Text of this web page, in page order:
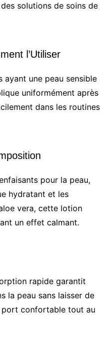
solutions de soins de
l’Utiliser
ayant une peau sensible
uniformément après
dans les routines
pour la peau,
hydratant et les
vera, cette lotion
un effet calmant.
rapide garantit
la peau sans laisser de
port confortable tout au